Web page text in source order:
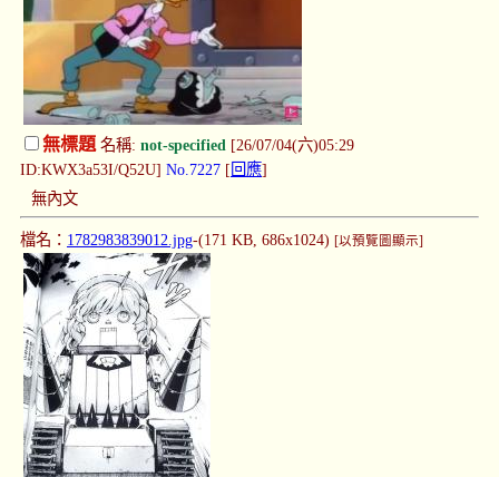
無標題名稱: not-specified [26/07/04(六)05:29
ID:KWX3a53I/Q52U] No.7227 [ 回應]
無內文
檔名： 1782983839012.jpg-(171 KB, 686x1024) [以預覽圖顯示]